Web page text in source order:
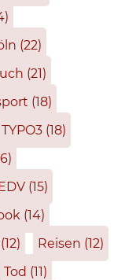
(22)
(21)
(18)
TYPO3 (18)
(15)
(14)
(12) Reisen (12)
Tod (11)